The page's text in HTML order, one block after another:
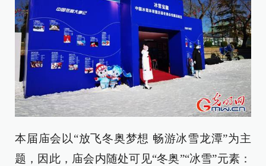
本届庙会以“放飞冬奥梦想 畅游冰雪龙潭”为主
题，因此，庙会内随处可见“冬奥”“冰雪”元素：